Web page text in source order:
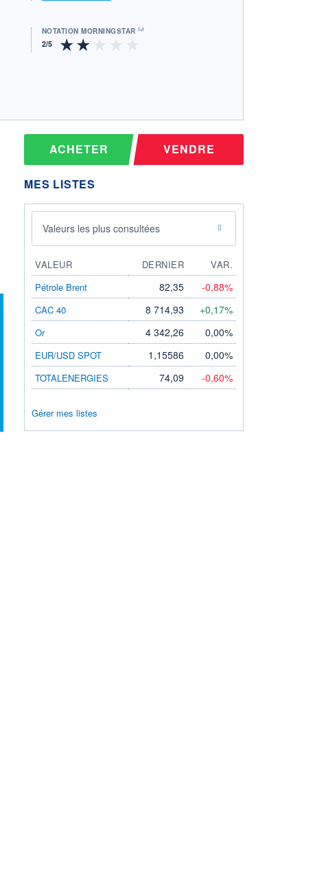
NOTATION MORNINGSTAR ⁽¹⁾
ACHETER VENDRE
MES LISTES
Valeurs les plus consultées
VALEUR DERNIER
VAR.
Pétrole Brent
82,35 -0,88%
CAC 40 8 714,93 +0,17%
Or 4 342,26 0,00%
EUR/USD SPOT 1,15586 0,00%
TOTALENERGIES 74,09 -0,60%
Gérer mes listes